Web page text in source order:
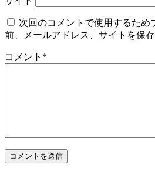
次回のコメントで使用するため
前、メールアドレス、サイトを保存
コメント *